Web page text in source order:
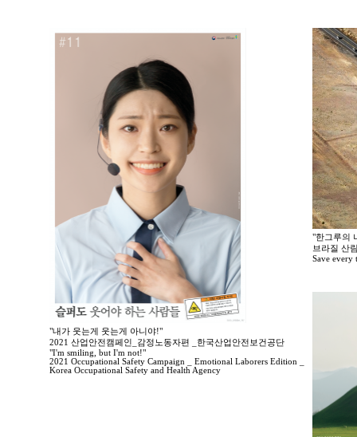
"내가 웃는게 웃는게 아니야!"
2021 산업안전캠페인_감정노동자편 _한국산업안전보건공단
"I'm smiling, but I'm not!"
2021 Occupational Safety Campaign _ Emotional Laborers Edition _
Korea Occupational Safety and Health Agency
"한그루의
브라질 산
Save every